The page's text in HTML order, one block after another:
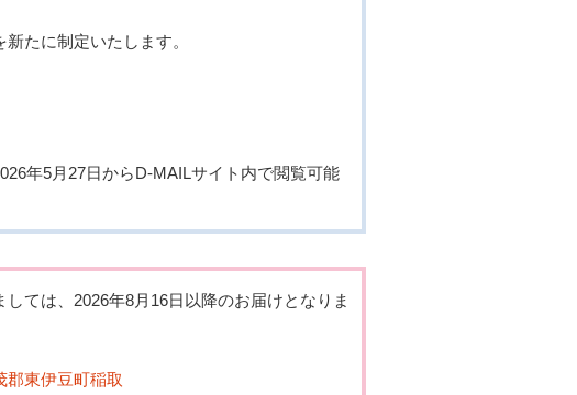
たに制定いたします。
年5月27日からD-MAILサイト内で閲覧可能
ては、2026年8月16日以降のお届けとなりま
東伊豆町稲取